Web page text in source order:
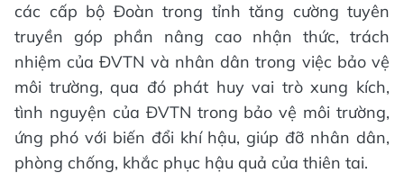
các cấp bộ Đoàn trong tỉnh tăng cường tuyên
truyền góp phần nâng cao nhận thức, trách
nhiệm của ĐVTN và nhân dân trong việc bảo vệ
môi trường, qua đó phát huy vai trò xung kích,
tình nguyện của ĐVTN trong bảo vệ môi trường,
ứng phó với biến đổi khí hậu, giúp đỡ nhân dân,
phòng chống, khắc phục hậu quả của thiên tai.